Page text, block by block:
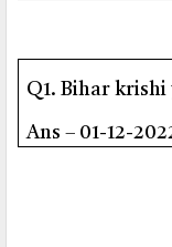
Q1. Bihar
Ans – 01-12-